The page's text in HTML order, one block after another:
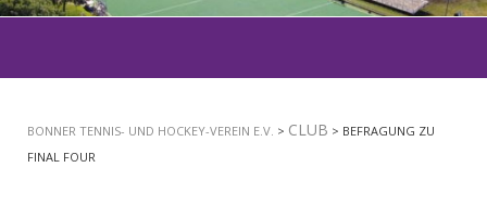
1 2 3
INHALT
BONNER TENNIS- UND HOCKEY-VEREIN E.V. > CLUB > BEFRAGUNG ZU
FINAL FOUR